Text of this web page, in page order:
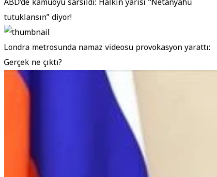
tutuklansın” diyor!
Londra metrosunda namaz videosu provokasyon yarattı:
Gerçek ne çıktı?